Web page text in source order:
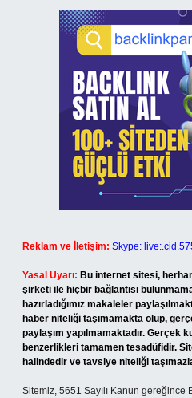
Reklam ve İletişim: Skype:
Yasal Uyarı: Bu internet sitesi,
şirketi ile hiçbir bağlantısı
hazırladığımız makaleler
haber niteliği taşımamakta olup,
paylaşım yapılmamaktadır. Gerçek
benzerlikleri tamamen tesadüfidir.
halindedir ve tavsiye niteliği
Sitemiz, 5651 Sayılı Kanun